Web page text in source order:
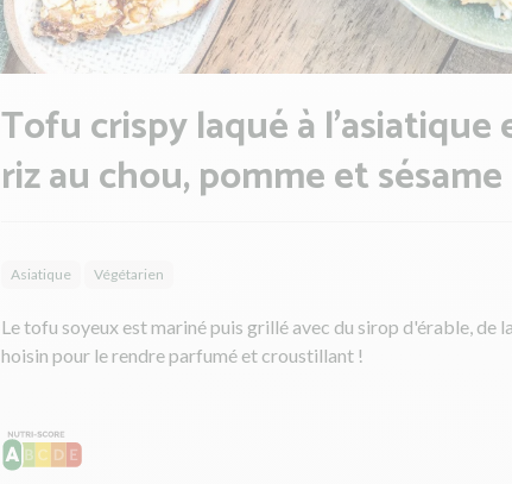
Tofu crispy laqué à l'asiatique
riz au chou, pomme et sésame
Asiatique Végétarien
Le tofu soyeux est mariné puis grillé avec du sirop d'érable, de
hoisin pour le rendre parfumé et croustillant !